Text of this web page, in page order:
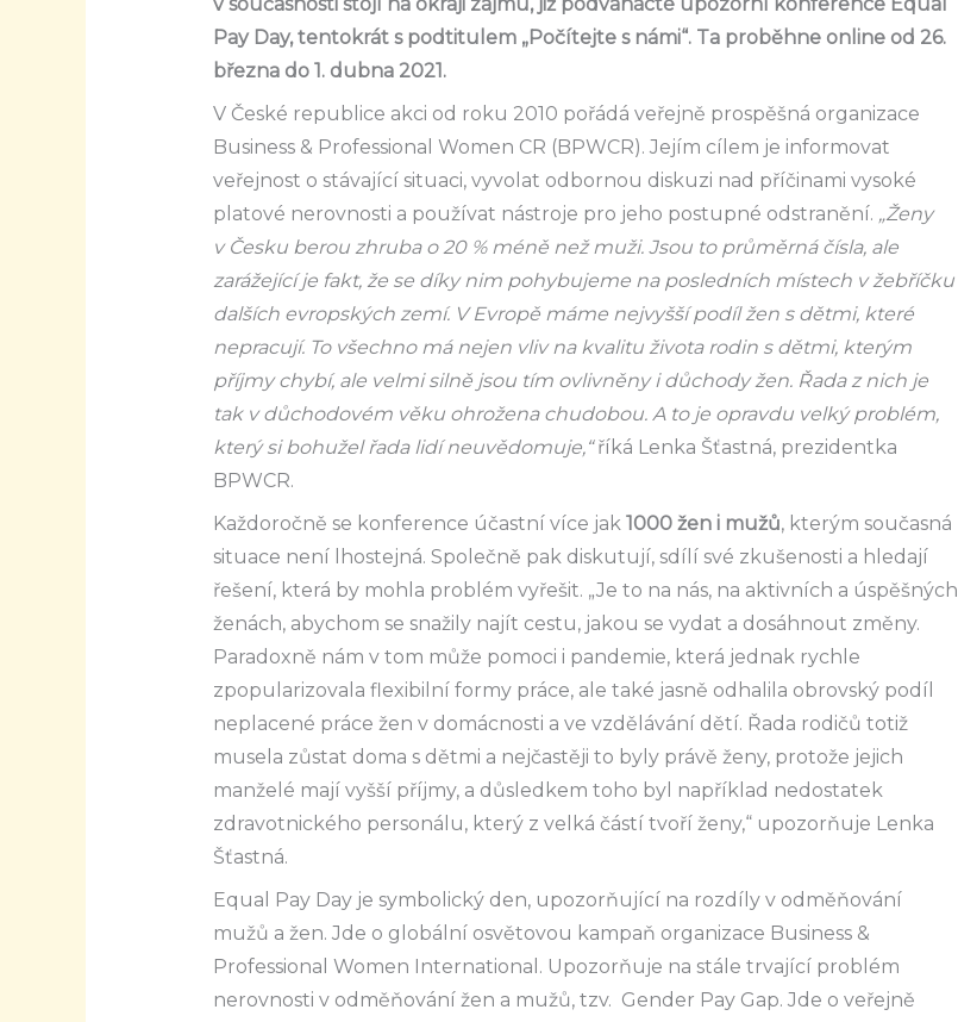
v současnosti stojí na okraji zájmu, již podvanácté upozorní konference Equal
Pay Day, tentokrát s podtitulem „Počítejte s námi“. Ta proběhne online od 26.
března do 1. dubna 2021.
V České republice akci od roku 2010 pořádá veřejně prospěšná organizace
Business & Professional Women CR (BPWCR). Jejím cílem je informovat
veřejnost o stávající situaci, vyvolat odbornou diskuzi nad příčinami vysoké
platové nerovnosti a používat nástroje pro jeho postupné odstranění. „Ženy
v Česku berou zhruba o 20 % méně než muži. Jsou to průměrná čísla, ale
zarážející je fakt, že se díky nim pohybujeme na posledních místech v žebříčku
dalších evropských zemí. V Evropě máme nejvyšší podíl žen s dětmi, které
nepracují. To všechno má nejen vliv na kvalitu života rodin s dětmi, kterým
příjmy chybí, ale velmi silně jsou tím ovlivněny i důchody žen. Řada z nich je
tak v důchodovém věku ohrožena chudobou. A to je opravdu velký problém,
který si bohužel řada lidí neuvědomuje,“říká Lenka Šťastná, prezidentka
BPWCR.
Každoročně se konference účastní více jak 1000 žen i mužů, kterým současná
situace není lhostejná. Společně pak diskutují, sdílí své zkušenosti a hledají
řešení, která by mohla problém vyřešit. „Je to na nás, na aktivních a úspěšných
ženách, abychom se snažily najít cestu, jakou se vydat a dosáhnout změny.
Paradoxně nám v tom může pomoci i pandemie, která jednak rychle
zpopularizovala flexibilní formy práce, ale také jasně odhalila obrovský podíl
neplacené práce žen v domácnosti a ve vzdělávání dětí. Řada rodičů totiž
musela zůstat doma s dětmi a nejčastěji to byly právě ženy, protože jejich
manželé mají vyšší příjmy, a důsledkem toho byl například nedostatek
zdravotnického personálu, který z velká částí tvoří ženy,“ upozorňuje Lenka
Šťastná.
Equal Pay Day je symbolický den, upozorňující na rozdíly v odměňování
mužů a žen. Jde o globální osvětovou kampaň organizace Business &
Professional Women International. Upozorňuje na stále trvající problém
nerovnosti v odměňování žen a mužů, tzv. Gender Pay Gap. Jde o veřejně